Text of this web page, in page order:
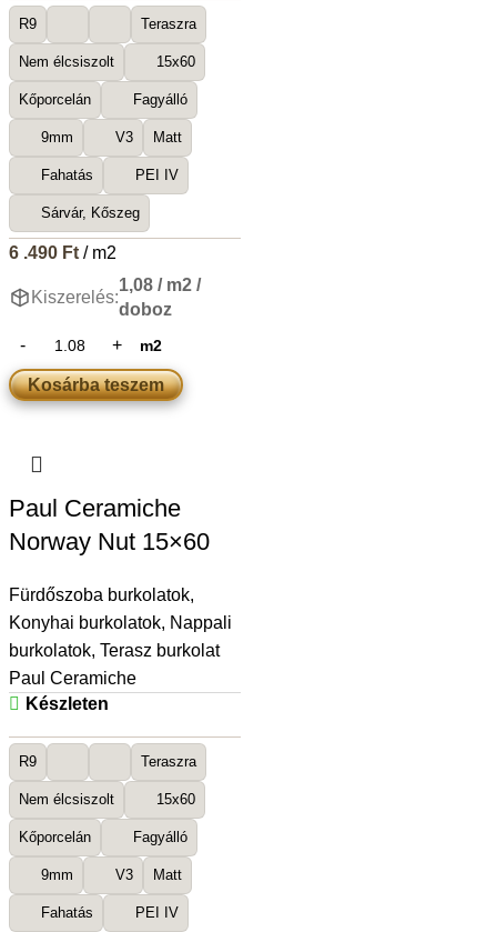
R9 Teraszra
Nem élcsiszolt 15x60
Kőporcelán Fagyálló
9mm V3 Matt
Fahatás PEI IV
Sárvár, Kőszeg
6 .490 Ft/ m2
Kiszerelés:
1,08 / m2 /
doboz
m2
Kosárba teszem
Paul Ceramiche
Norway Nut 15×60
Fürdőszoba burkolatok,
Konyhai burkolatok, Nappali
burkolatok, Terasz burkolat
Paul Ceramiche
Készleten
R9 Teraszra
Nem élcsiszolt 15x60
Kőporcelán Fagyálló
9mm V3 Matt
Fahatás PEI IV